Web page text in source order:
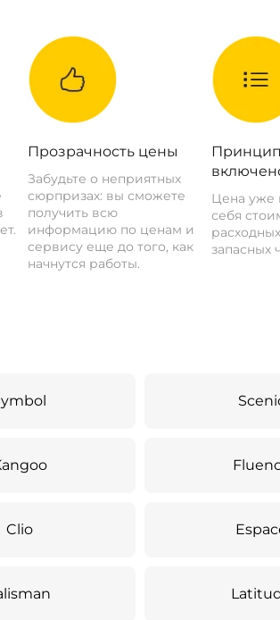
Прозрачность цены
Забудьте о неприятных
сюрпризах: вы сможете
получить всю
информацию по ценам и
сервису еще до того, как
начнутся работы.
Цена уже
себя
запасных
Clio